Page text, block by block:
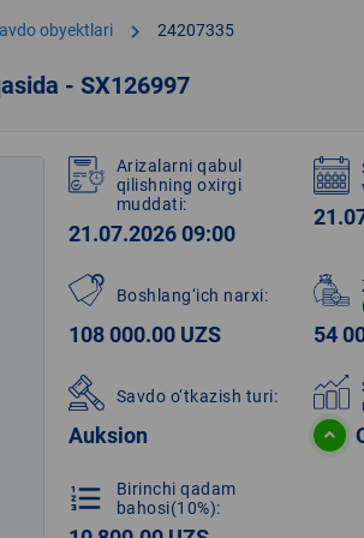
obyektlari chevron_right 24207335
- SX126997
Arizalarni qabul
qilishning oxirgi
muddati:
21.07.2026 09:00
Boshlang‘ich narxi:
108 000.00 UZS 54
Savdo o‘tkazish turi:
Auksion
format_list_numbered
Birinchi qadam
bahosi(10%):